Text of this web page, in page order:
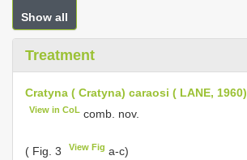
Show all
Treatment
Cratyna ( Cratyna) caraosi ( LANE, 1960)
View in CoL comb. nov.
( Fig. 3 View Fig a-c)